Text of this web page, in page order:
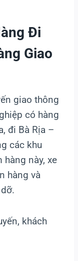
Đi
Giao
giao thông
có hàng
đi Bà Rịa –
các khu
này, xe
hàng và
khách